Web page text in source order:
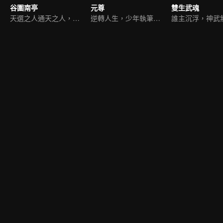
谷圍南亭
天選之人通天之人，開戰
元尊
逆轉人生，少年執筆破蒼穹
雙生武魂
誰主沉浮，神武